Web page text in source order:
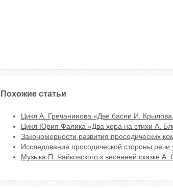
Похожие статьи
Цикл А. Гречанинова «Две басни И.
Цикл Юрия Фалика «Два хора на стихи А.
Закономерности развития просодических
Исследования просодической стороны
Музыка П. Чайковского к весенней сказке А.